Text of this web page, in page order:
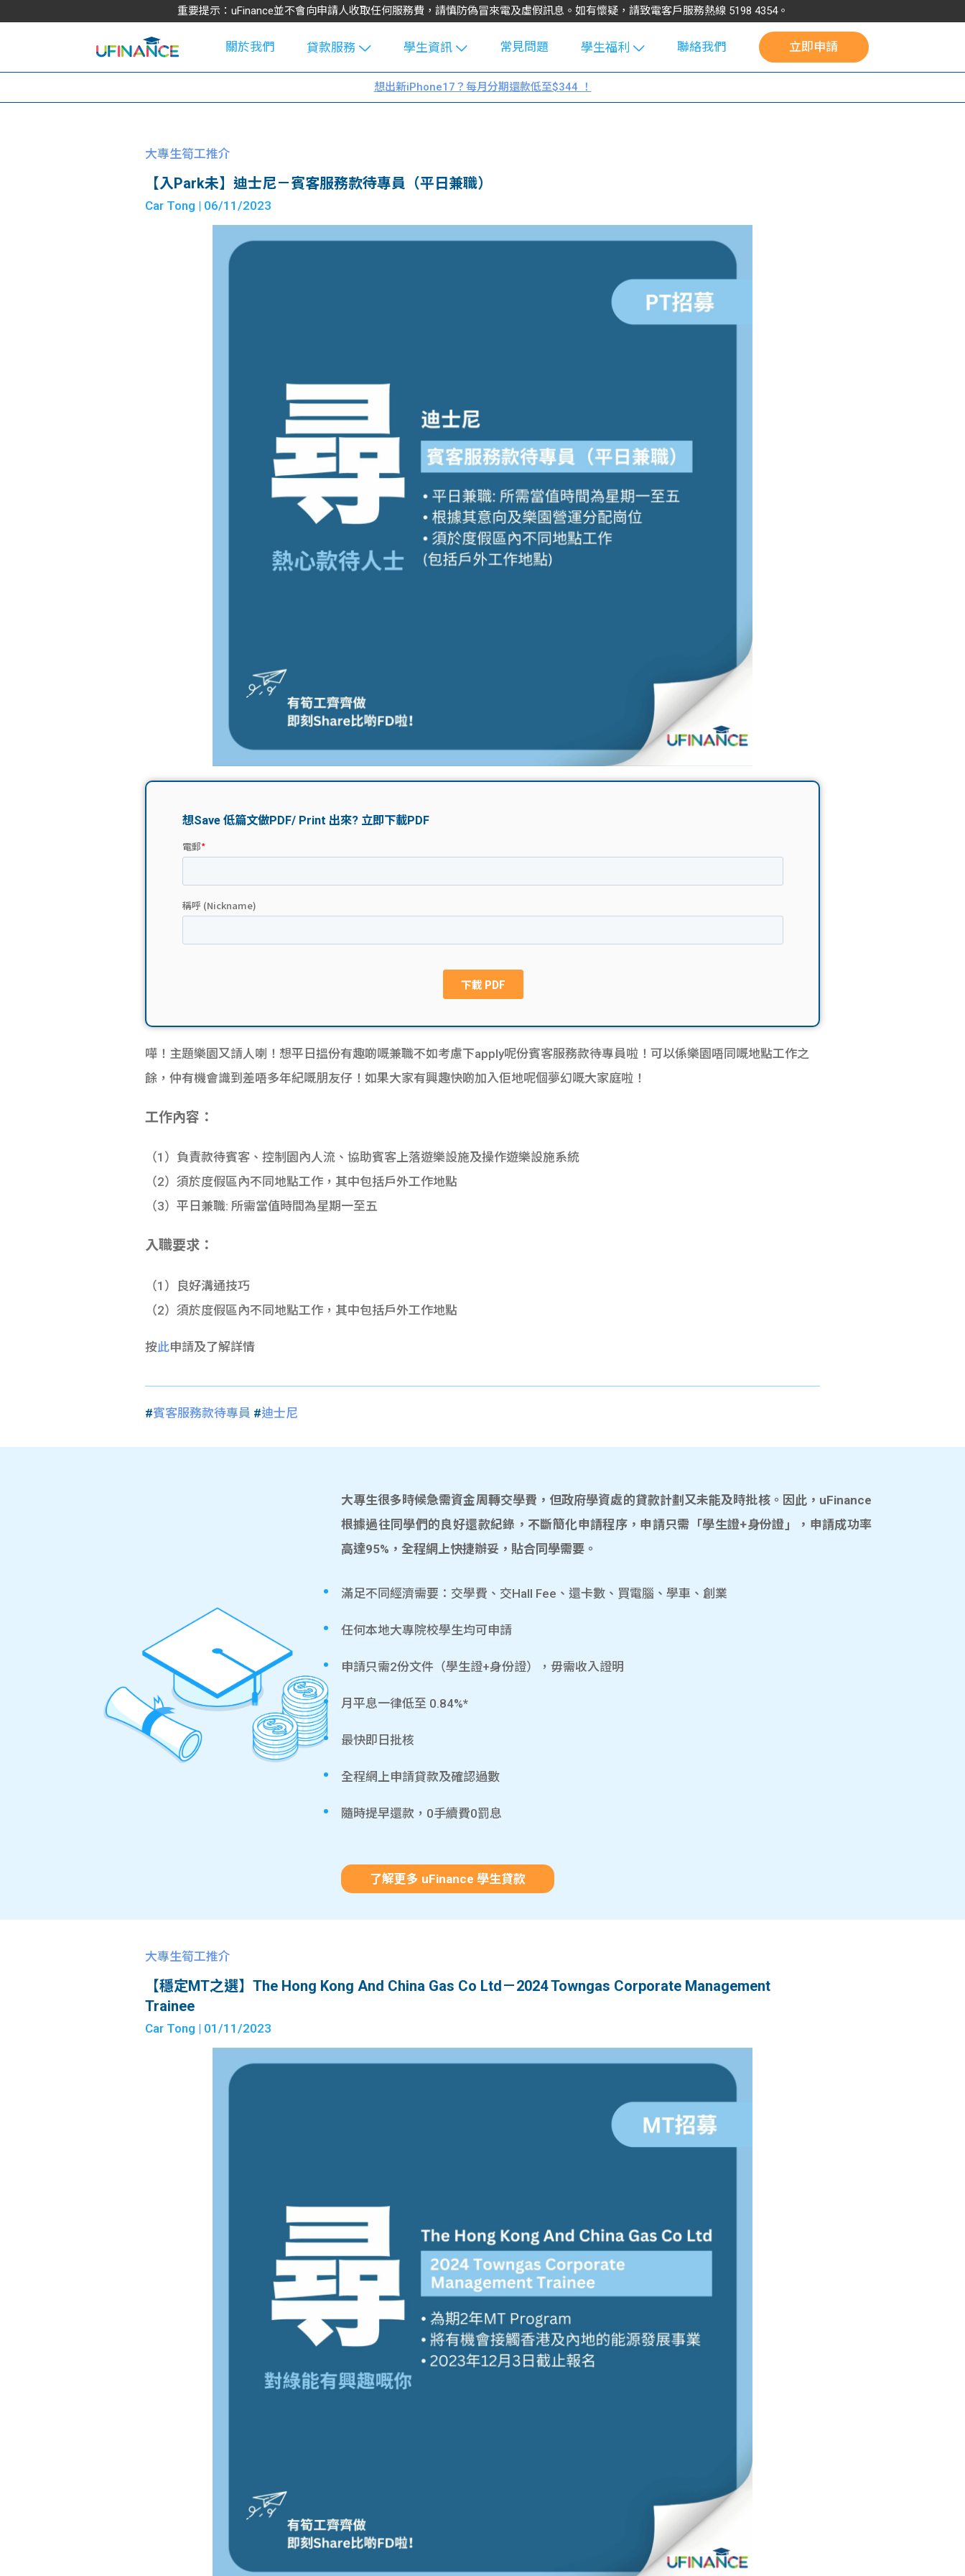
重要提示：uFinance並不會向申請人收取任何服務費，請慎防偽冒來電及虛假訊息。如有懷疑，請致電客戶服務熱線 5198 4354。
關於我們
貸款服務
學生貸款
大學生學費
學生資訊
Blog
大專生筍
Exchang
常見問題
學生福利
uFinance 校
園贊助
聯絡我們 立即申請
想出新iPhone17？每月分期還款低至$344 ！
大專生筍工推介
【入Park未】迪士尼－賓客服務款待專員（平日兼職）
Car Tong | 06/11/2023
嘩！主題樂園又請人喇！想平日搵份有趣啲嘅兼職不如考慮下apply呢份賓客服務款待專員啦！可以係樂園唔同嘅地點工作之
餘，仲有機會識到差唔多年紀嘅朋友仔！如果大家有興趣快啲加入佢地呢個夢幻嘅大家庭啦！
工作內容：
（1）負責款待賓客、控制園內人流、協助賓客上落遊樂設施及操作遊樂設施系統
（2） 須於度假區內不同地點工作，其中包括戶外工作地點
（3） 平日兼職: 所需當值時間為星期一至五
入職要求：
（1）
良好溝通技巧
（2） 須於度假區內不同地點工作，其中包括戶外工作地點
按此申請及了解詳情
#賓客服務款待專員 #迪士尼
大專生很多時候急需資金周轉交學費，但政府學資處的貸款計劃又未能及時批核。因此，uFinance
根據過往同學們的良好還款紀錄，不斷簡化申請程序，申請只需「學生證+身份證」，申請成功率
高達95%，全程網上快捷辦妥，貼合同學需要。
滿足不同經濟需要：交學費、交Hall Fee、還卡數、買電腦、學車、創業
任何本地大專院校學生均可申請
申請只需2份文件（學生證+身份證），毋需收入證明
月平息一律低至 0.84%*
最快即日批核
全程網上申請貸款及確認過數
隨時提早還款，0手續費0罰息
了解更多 uFinance 學生貸款
大專生筍工推介
【穩定MT之選】The Hong Kong And China Gas Co Ltd－2024 Towngas Corporate Management
Trainee
Car Tong | 01/11/2023